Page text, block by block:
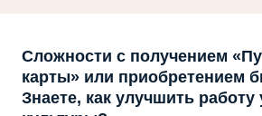
Сложности с получением
карты» или приобретением
Знаете, как улучшить